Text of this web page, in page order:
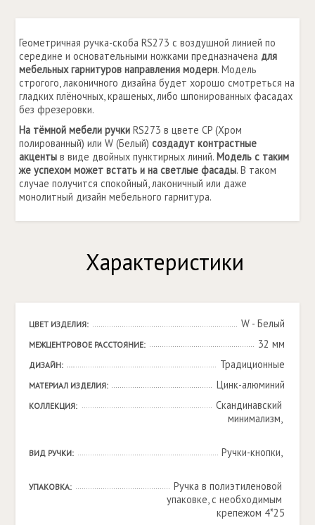
Геометричная ручка-скоба RS273 с воздушной линией по
середине и основательными ножками предназначена для
мебельных гарнитуров направления модерн. Модель
строгого, лаконичного дизайна будет хорошо смотреться на
гладких плёночных, крашеных, либо шпонированных фасадах
без фрезеровки.
На тёмной мебели ручки RS273 в цвете CP (Хром
полированный) или W (Белый)создадут контрастные
акценты в виде двойных пунктирных линий. Модель с таким
же успехом может встать и на светлые фасады. В таком
случае получится спокойный, лаконичный или даже
монолитный дизайн мебельного гарнитура.
Характеристики
ЦВЕТ ИЗДЕЛИЯ: W - Белый
МЕЖЦЕНТРОВОЕ РАССТОЯНИЕ: 32 мм
ДИЗАЙН: Традиционные
МАТЕРИАЛ ИЗДЕЛИЯ: Цинк-алюминий
КОЛЛЕКЦИЯ:
Скандинавский
минимализм,
ВИД РУЧКИ: Ручки-кнопки,
УПАКОВКА:
Ручка в полиэтиленовой
упаковке, с необходимым
крепежом 4*25